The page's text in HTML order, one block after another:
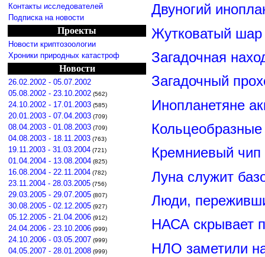
Контакты исследователей
Подписка на новости
Проекты
Новости криптозоологии
Хроники природных катастроф
Новости
26.02.2002 - 05.07.2002
05.08.2002 - 23.10.2002 (562)
24.10.2002 - 17.01.2003 (585)
20.01.2003 - 07.04.2003 (709)
08.04.2003 - 01.08.2003 (709)
04.08.2003 - 18.11.2003 (763)
19.11.2003 - 31.03.2004 (721)
01.04.2004 - 13.08.2004 (825)
16.08.2004 - 22.11.2004 (782)
23.11.2004 - 28.03.2005 (756)
29.03.2005 - 29.07.2005 (807)
30.08.2005 - 02.12.2005 (927)
05.12.2005 - 21.04.2006 (912)
24.04.2006 - 23.10.2006 (999)
24.10.2006 - 03.05.2007 (999)
04.05.2007 - 28.01.2008 (999)
Двуногий
Жутковатый шар
Загадочная
Загадочный
Инопланетяне
Кремниевый
Луна служит
Люди,
НАСА скрывает
НЛО заметили